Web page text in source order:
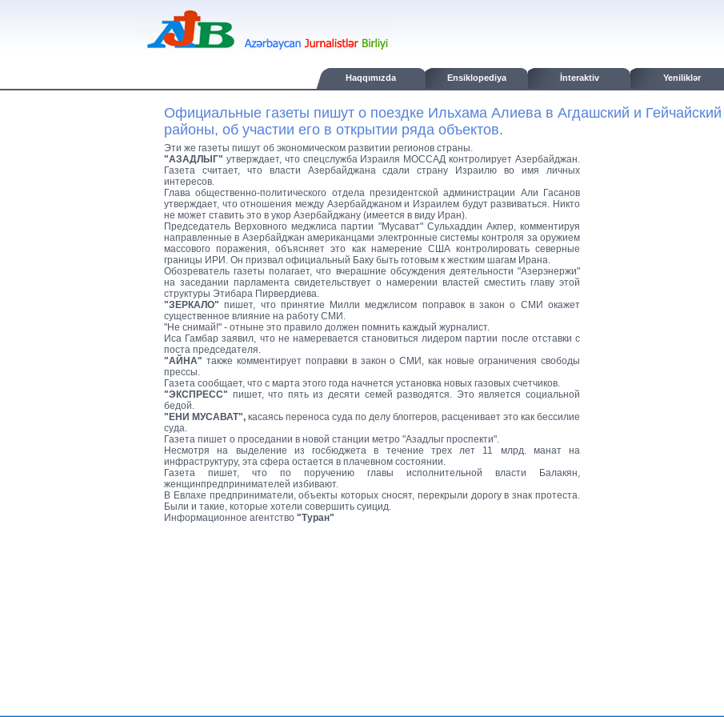
Haqqımızda Ensiklopediya İnteraktiv Yeniliklər
Официальные газеты пишут о поездке Ильхама Алиева в Агдашский и Гейчайский
районы, об участии его в открытии ряда объектов.
Эти же газеты пишут об экономическом развитии регионов страны.
"АЗАДЛЫГ" утверждает, что спецслужба Израиля МОССАД контролирует Азербайджан.
Газета считает, что власти Азербайджана сдали страну Израилю во имя личных
интересов.
Глава общественно-политического отдела президентской администрации Али Гасанов
утверждает, что отношения между Азербайджаном и Израилем будут развиваться. Никто
не может ставить это в укор Азербайджану (имеется в виду Иран).
Председатель Верховного меджлиса партии "Мусават" Сульхаддин Акпер, комментируя
направленные в Азербайджан американцами электронные системы контроля за оружием
массового поражения, объясняет это как намерение США контролировать северные
границы ИРИ. Он призвал официальный Баку быть готовым к жестким шагам Ирана.
Обозреватель газеты полагает, что вчерашние обсуждения деятельности "Азерэнержи"
на заседании парламента свидетельствует о намерении властей сместить главу этой
структуры Этибара Пирвердиева.
"ЗЕРКАЛО" пишет, что принятие Милли меджлисом поправок в закон о СМИ окажет
существенное влияние на работу СМИ.
"Не снимай!" - отныне это правило должен помнить каждый журналист.
Иса Гамбар заявил, что не намеревается становиться лидером партии после отставки с
поста председателя.
"АЙНА" также комментирует поправки в закон о СМИ, как новые ограничения свободы
прессы.
Газета сообщает, что с марта этого года начнется установка новых газовых счетчиков.
"ЭКСПРЕСС" пишет, что пять из десяти семей разводятся. Это является социальной
бедой.
"ЕНИ МУСАВАТ", касаясь переноса суда по делу блоггеров, расценивает это как бессилие
суда.
Газета пишет о проседании в новой станции метро "Азадлыг проспекти".
Несмотря на выделение из госбюджета в течение трех лет 11 млрд. манат на
инфраструктуру, эта сфера остается в плачевном состоянии.
Газета пишет, что по поручению главы исполнительной власти Балакян,
женщинпредпринимателей избивают.
В Евлахе предприниматели, объекты которых сносят, перекрыли дорогу в знак протеста.
Были и такие, которые хотели совершить суицид.
Информационное агентство "Туран"